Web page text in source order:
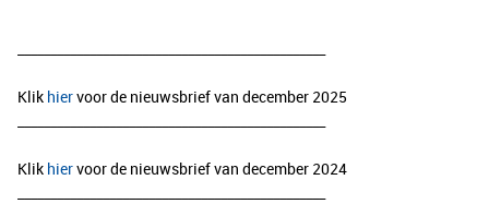
Klik hiervoor de nieuwsbrief van december 2025
Klik hiervoor de nieuwsbrief van december 2024